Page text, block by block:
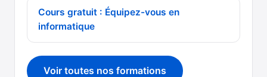
Cours gratuit : Équipez-vous en
informatique
Voir toutes nos formations